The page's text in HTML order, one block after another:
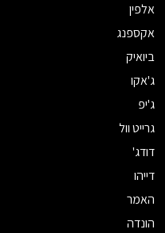
אלפין
אקספנג
ביואיק
ג'אקו
ג'יפ
גרייט וול
דודג'
דייהו
האמר
הונדה